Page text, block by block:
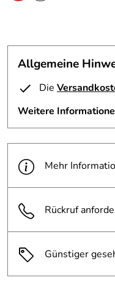
Allgemeine
Die
Weitere
Mehr
Rückruf
Günstiger